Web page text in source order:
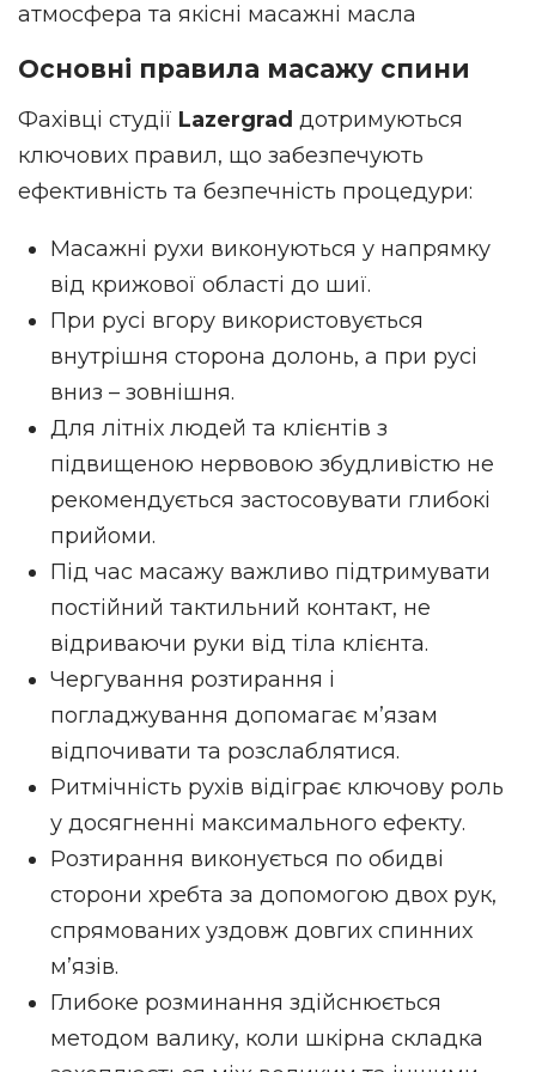
атмосфера та якісні масажні масла
Основні правила масажу спини
Фахівці студії Lazergrad дотримуються
ключових правил, що забезпечують
ефективність та безпечність процедури:
Масажні рухи виконуються у напрямку
від крижової області до шиї.
При русі вгору використовується
внутрішня сторона долонь, а при русі
вниз – зовнішня.
Для літніх людей та клієнтів з
підвищеною нервовою збудливістю не
рекомендується застосовувати глибокі
прийоми.
Під час масажу важливо підтримувати
постійний тактильний контакт, не
відриваючи руки від тіла клієнта.
Чергування розтирання і
погладжування допомагає м’язам
відпочивати та розслаблятися.
Ритмічність рухів відіграє ключову роль
у досягненні максимального ефекту.
Розтирання виконується по обидві
сторони хребта за допомогою двох рук,
спрямованих уздовж довгих спинних
м’язів.
Глибоке розминання здійснюється
методом валику, коли шкірна складка